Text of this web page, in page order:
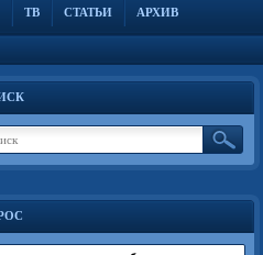
ТВ СТАТЬИ АРХИВ